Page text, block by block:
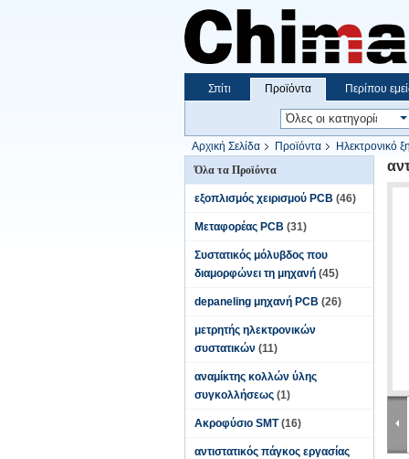
Σπίτι Προϊόντα Περίπου
Αρχική Σελίδα Προϊόντα Ηλεκτρονικό
Όλα τα Προϊόντα
εξοπλισμός χειρισμού PCB (46)
Μεταφορέας PCB (31)
Συστατικός μόλυβδος που
διαμορφώνει τη μηχανή (45)
depaneling μηχανή PCB (26)
μετρητής ηλεκτρονικών
συστατικών (11)
αναμίκτης κολλών ύλης
συγκολλήσεως (1)
Ακροφύσιο SMT (16)
αντιστατικός πάγκος εργασίας